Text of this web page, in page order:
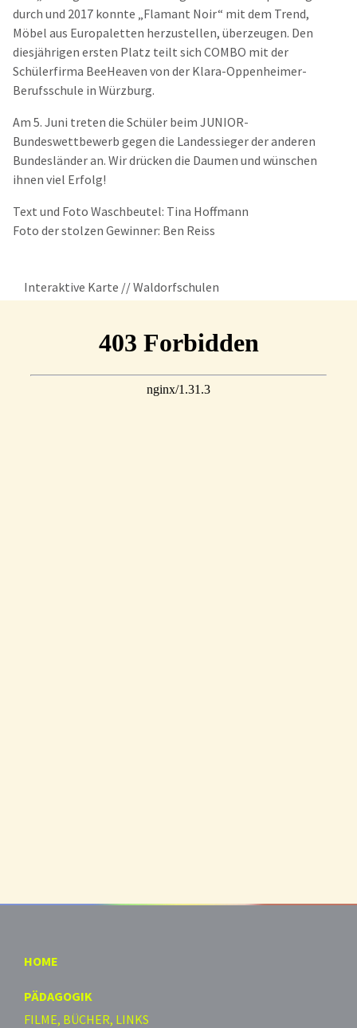
durch und 2017 konnte „Flamant Noir“ mit dem Trend,
Möbel aus Europaletten herzustellen, überzeugen. Den
diesjährigen ersten Platz teilt sich COMBO mit der
Schülerfirma BeeHeaven von der Klara-Oppenheimer-
Berufsschule in Würzburg.
Am 5. Juni treten die Schüler beim JUNIOR-
Bundeswettbewerb gegen die Landessieger der anderen
Bundesländer an. Wir drücken die Daumen und wünschen
ihnen viel Erfolg!
Text und Foto Waschbeutel: Tina Hoffmann
Foto der stolzen Gewinner: Ben Reiss
Interaktive Karte // Waldorfschulen
HOME
PÄDAGOGIK
FILME, BÜCHER, LINKS